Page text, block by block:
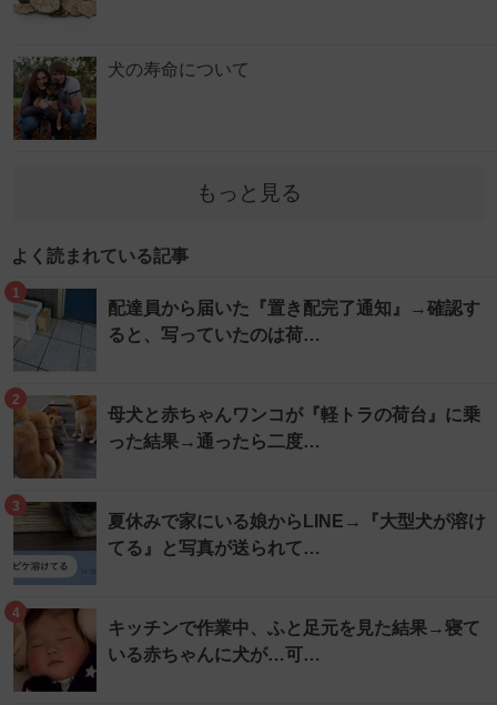
犬の寿命について
もっと見る
よく読まれている記事
1
配達員から届いた『置き配完了通知』→確認す
ると、写っていたのは荷…
2
母犬と赤ちゃんワンコが『軽トラの荷台』に乗
った結果→通ったら二度…
3
夏休みで家にいる娘からLINE→『大型犬が溶け
てる』と写真が送られて…
4
キッチンで作業中、ふと足元を見た結果→寝て
いる赤ちゃんに犬が…可…